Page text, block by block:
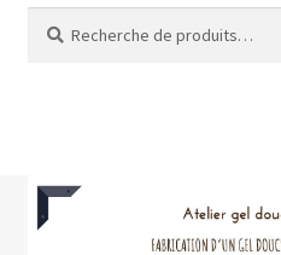
pour :
Les ateliers de fabrication